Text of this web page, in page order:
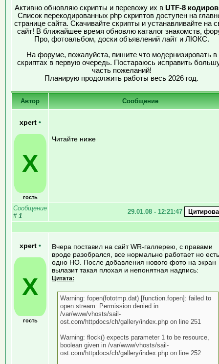
Активно обновляю скрипты и перевожу их в UTF-8
Список перекодированных php скриптов доступен на
странице сайта. Скачивайте скрипты и устанавливайте на
сайт! В ближайшее время обновлю каталог знакомств,
Про, фотоальбом, доски объявлений лайт и ЛЮКС.
На форуме, пожалуйста, пишите что модернизировать в
скриптах в первую очередь. Постараюсь исправить
часть пожеланий!
Планирую продолжить работы весь 2026 год.
Автор Сообщение
xpert •
X
гость
Читайте ниже
Сообщение
# 1
29.01.08 - 12:21:47
xpert •
X
гость
Вчера поставил на сайт WR-галлерею, с правами
вроде разобрался, все нормально работает но есть
одно НО. После добавления нового фото на экран
вылазит такая плохая и непонятная надпись:
Цитата:
Warning: fopen(fototmp.dat) [function.fopen]: failed to
open stream: Permission denied in
/var/www/vhosts/sail-
ost.com/httpdocs/ch/gallery/index.php on line 251
Warning: flock() expects parameter 1 to be resource,
boolean given in /var/www/vhosts/sail-
ost.com/httpdocs/ch/gallery/index.php on line 252